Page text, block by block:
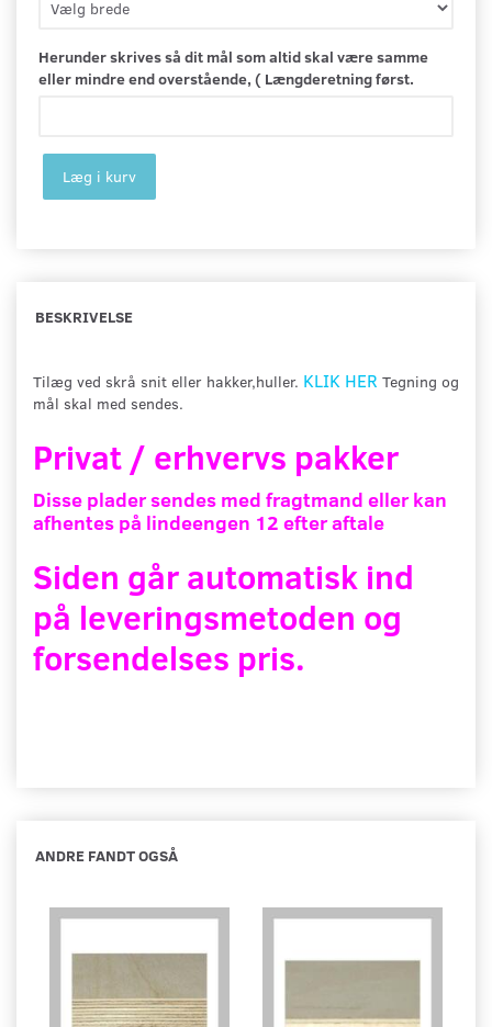
Herunder skrives så dit mål som altid skal være samme
eller mindre end overstående, ( Længderetning først.
Læg i kurv
BESKRIVELSE
Tilæg ved skrå snit eller hakker,huller. KLIK HER Tegning og
mål skal med sendes.
Privat / erhvervs pakker
Disse plader sendes med fragtmand eller kan
afhentes på lindeengen 12 efter aftale
Siden går automatisk ind
på leveringsmetoden og
forsendelses pris.
ANDRE FANDT OGSÅ